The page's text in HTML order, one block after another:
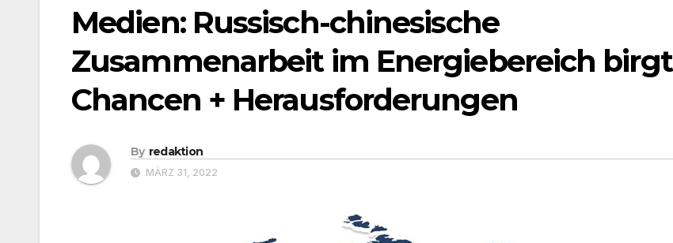
Medien: Russisch-chinesische
Zusammenarbeit im Energiebereich birgt
Chancen + Herausforderungen
By redaktion
MÄRZ 31, 2022